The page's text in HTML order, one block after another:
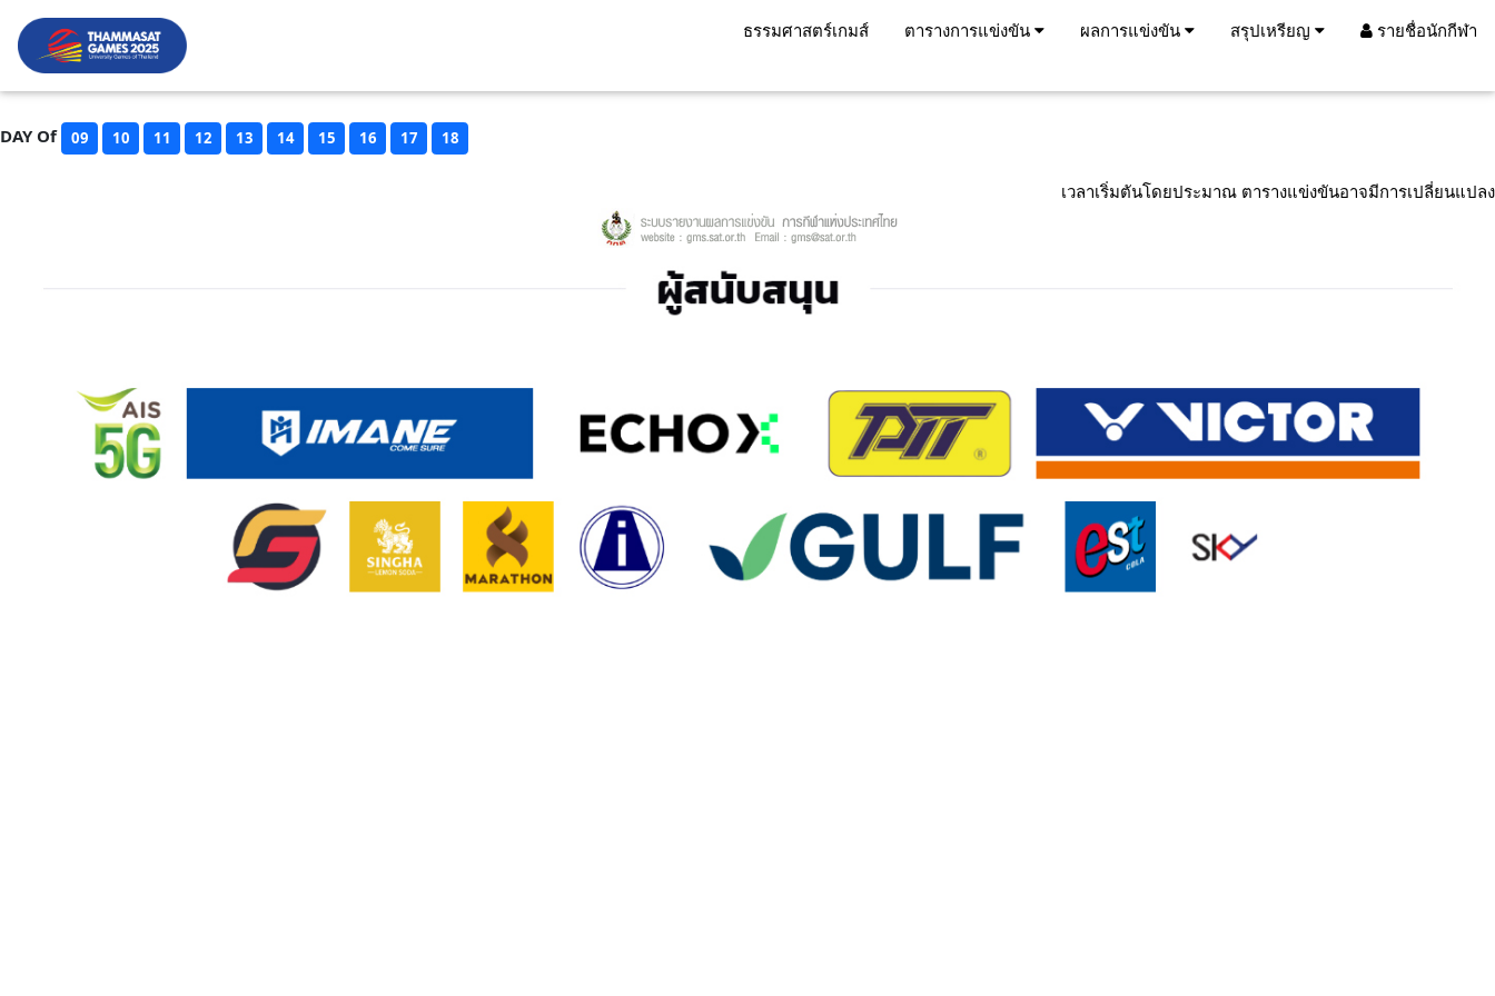
ธรรมศาสตร์เกมส์ ตารางการแข่งขัน ผลการแข่งขัน สรุปเหรียญ รายชื่อนักกีฬา
DAY Of 09 10 11 12 13 14 15 16 17 18
เวลาเริ่มตันโดยประมาณ ตารางแข่งขันอาจมีการเปลี่ยนแปลง